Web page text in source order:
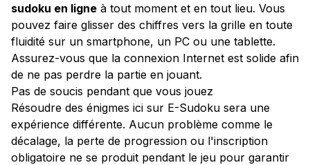
sudoku en ligne à tout moment et en tout lieu. Vous
pouvez faire glisser des chiffres vers la grille en toute
fluidité sur un smartphone, un PC ou une tablette.
Assurez-vous que la connexion Internet est solide afin
de ne pas perdre la partie en jouant.
Pas de soucis pendant que vous jouez
Résoudre des énigmes ici sur E-Sudoku sera une
expérience différente. Aucun problème comme le
décalage, la perte de progression ou l'inscription
obligatoire ne se produit pendant le jeu pour garantir